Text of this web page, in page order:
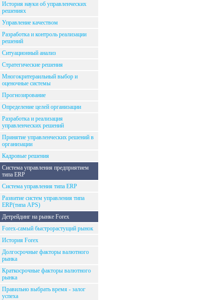
История науки об управленческих
решениях
Управление качеством
Разработка и контроль реализации
решений
Ситуационный анализ
Стратегические решения
Многокритераильный выбор и
оценочные системы
Прогнозирование
Определение целей организации
Разработка и реализация
управленческих решений
Принятие управленческих решений в
организации
Кадровые решения
Система управления предприятием
типа ERP
Система управления типа ERP
Развитие систем управления типа
ERP(типа APS)
Детрейдинг на рынке Forex
Forex-самый быстрорастущий рынок
История Forex
Долгосрочные факторы валютного
рынка
Краткосрочные факторы валютного
рынка
Правильно выбрать время - залог
успеха